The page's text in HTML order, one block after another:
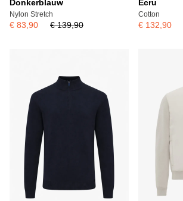
Donkerblauw
Nylon Stretch
€ 83,90 € 139,90
Ecru
Cotton
€ 132,90